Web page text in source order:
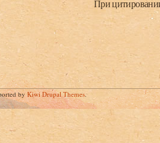
При
byKiwi Drupal Themes.